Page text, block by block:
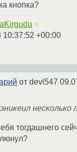
кнопка?
☆
10:37:52 +00:00
от devl547
несколько
тогдашнего